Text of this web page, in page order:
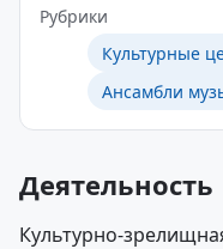
Рубрики
Культурные
Ансамбли
Деятельность
Культурно-